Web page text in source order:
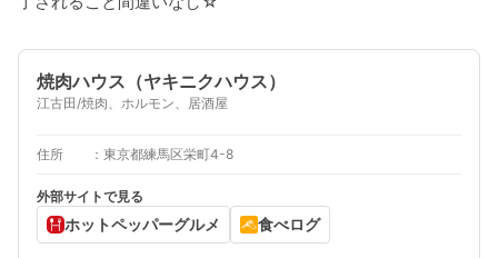
焼肉ハウス（ヤキニクハウス）
江古田/焼肉、ホルモン、居酒屋
住所 東京都練馬区栄町4-8
外部サイトで見る
ホットペッパーグルメ 食べログ